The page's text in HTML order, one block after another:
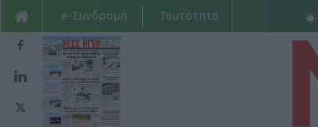
e-Συνδρομή Ταυτότητα